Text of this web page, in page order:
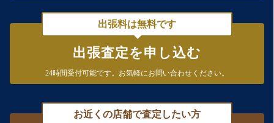
出張料は無料です
出張査定を申し込む
24時間受付可能です。 お気軽にお問い合わせください。
お近くの店舗で査定したい方